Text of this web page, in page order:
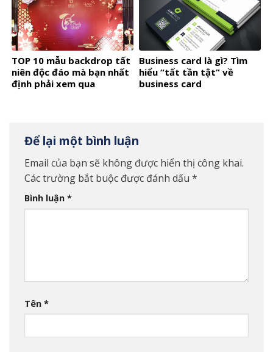
TOP 10 mẫu backdrop tất
niên độc đáo mà bạn nhất
định phải xem qua
Business card là gì? Tìm
hiểu “tất tần tật” về
business card
Để lại một bình luận
Email của bạn sẽ không được hiển thị công khai.
Các trường bắt buộc được đánh dấu *
Bình luận *
Tên *